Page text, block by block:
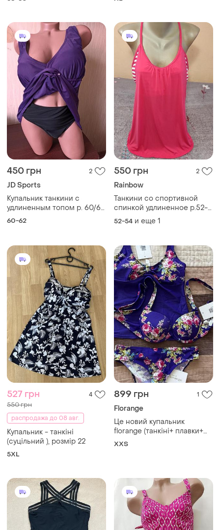
450 грн 2
JD Sports
Купальник танкини с
удлиненным топом р. 60/62
чашка d-e
60-62
550 грн 2
Rainbow
Танкини со спортивной
спинкой удлиненное р.52-
54 бюст d-e-f верх
купальника rainbow
52-54 и еще 1
527 грн 4
550 грн
распродажа до 08 авг.
Купальник - танкіні
(суцільний ), розмір 22
5XL
899 грн 1
Florange
Це новий купальник
florange (танкіні+ плавки+
бюст)
XХS